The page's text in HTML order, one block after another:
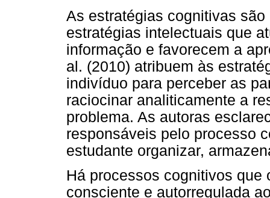
As estratégias cognitivas
estratégias intelectuais que
informação e favorecem a
al. (2010) atribuem às
indivíduo para perceber as
raciocinar analiticamente a
problema. As autoras
responsáveis pelo processo
estudante organizar,
Há processos cognitivos que
consciente e autorregulada